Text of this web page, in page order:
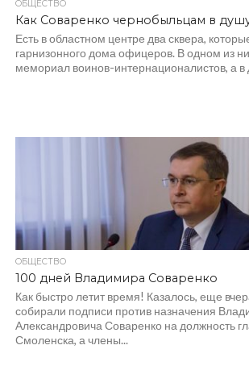
ОБЩЕСТВО
Как Соваренко чернобыльцам в
Есть в областном центре два сквера,
гарнизонного дома офицеров. В одном из
мемориал воинов-интернационалистов, а в
ОБЩЕСТВО
100 дней Владимира Соваренко
Как быстро летит время! Казалось, еще
собирали подписи против назначения
Александровича Соваренко на должность
Смоленска, а члены...